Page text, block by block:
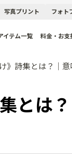
写真プリント フォト
イテム一覧 料金・お支
》詩集とは？｜
とは